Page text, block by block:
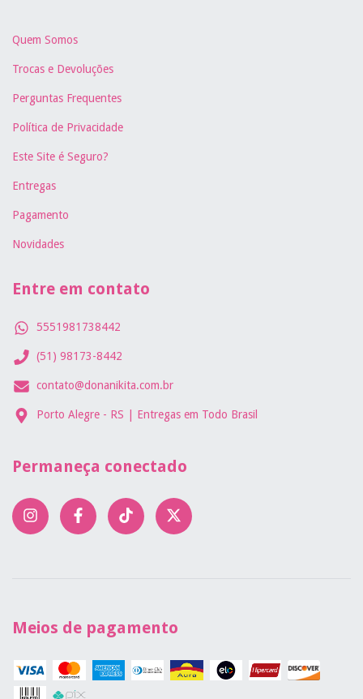
Quem Somos
Trocas e Devoluções
Perguntas Frequentes
Política de Privacidade
Este Site é Seguro?
Entregas
Pagamento
Novidades
Entre em contato
5551981738442
(51) 98173-8442
contato@donanikita.com.br
Porto Alegre - RS | Entregas em Todo Brasil
Permaneça conectado
Meios de pagamento